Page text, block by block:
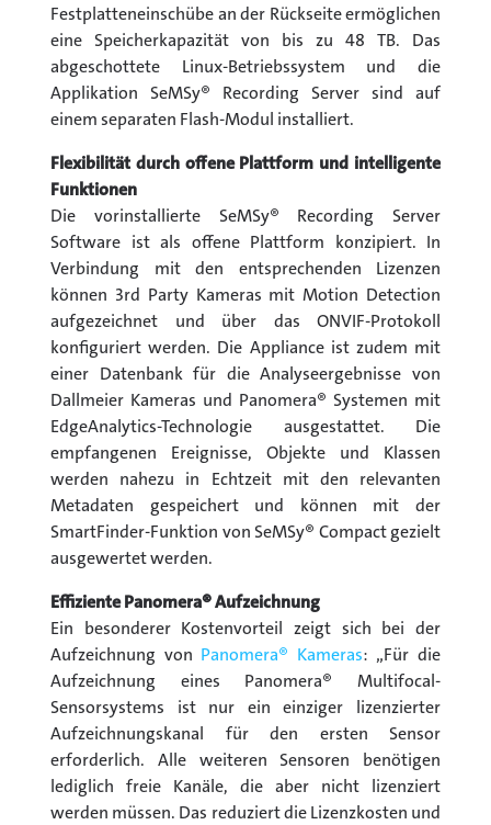
Festplatteneinschübe an der Rückseite ermöglichen
eine Speicherkapazität von bis zu 48 TB. Das
abgeschottete Linux-Betriebssystem und die
Applikation SeMSy® Recording Server sind auf
einem separaten Flash-Modul installiert.
Flexibilität durch offene Plattform und intelligente
Funktionen
Die vorinstallierte SeMSy® Recording Server
Software ist als offene Plattform konzipiert. In
Verbindung mit den entsprechenden Lizenzen
können 3rd Party Kameras mit Motion Detection
aufgezeichnet und über das ONVIF-Protokoll
konfiguriert werden. Die Appliance ist zudem mit
einer Datenbank für die Analyseergebnisse von
Dallmeier Kameras und Panomera® Systemen mit
EdgeAnalytics-Technologie ausgestattet. Die
empfangenen Ereignisse, Objekte und Klassen
werden nahezu in Echtzeit mit den relevanten
Metadaten gespeichert und können mit der
SmartFinder-Funktion von SeMSy® Compact gezielt
ausgewertet werden.
Effiziente Panomera® Aufzeichnung
Ein besonderer Kostenvorteil zeigt sich bei der
Aufzeichnung von Panomera® Kameras: „Für die
Aufzeichnung eines Panomera® Multifocal-
Sensorsystems ist nur ein einziger lizenzierter
Aufzeichnungskanal für den ersten Sensor
erforderlich. Alle weiteren Sensoren benötigen
lediglich freie Kanäle, die aber nicht lizenziert
werden müssen. Das reduziertdie Lizenzkosten und